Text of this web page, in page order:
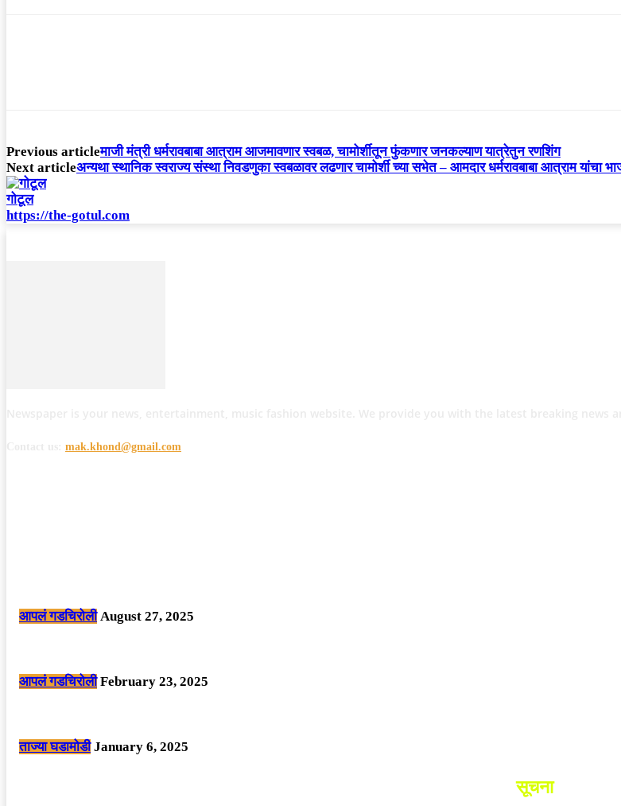
Previous articleमाजी मंत्री धर्मरावबाबा आत्राम आजमावणार स्वबळ, चामोर्शीतून फुंकणार जनकल्याण यात्रेतुन रणशिंग
Next articleअन्यथा स्थानिक स्वराज्य संस्था निवडणुका स्वबळावर लढणार चामोर्शी च्या सभेत – आमदार धर्मरावबाबा आत्राम यांचा
गोटूल
https://the-gotul.com
mak.khond@gmail.com
आपलं गडचिरोली August 27, 2025
आपलं गडचिरोली February 23, 2025
ताज्या घडामोडी January 6, 2025
सूचना